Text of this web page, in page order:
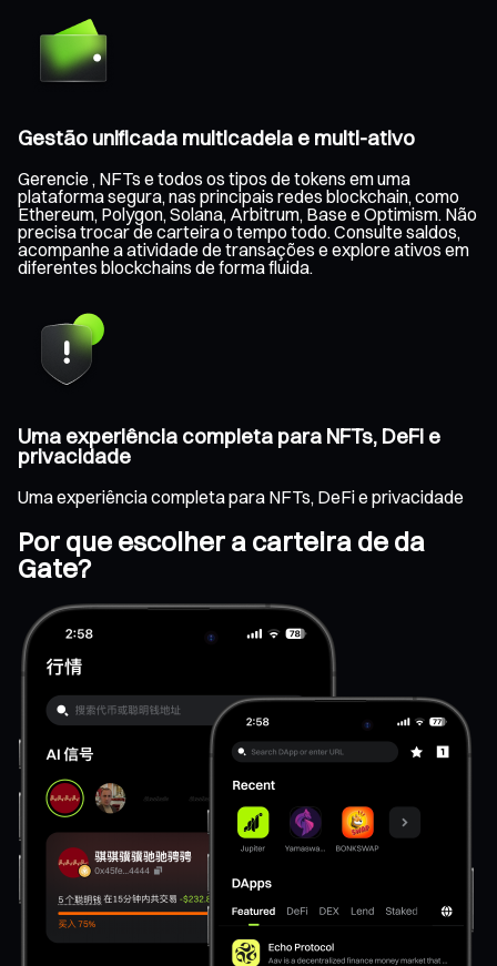
Gestão unificada multicadeia e multi-ativo
Gerencie , NFTs e todos os tipos de tokens em uma
plataforma segura, nas principais redes blockchain, como
Ethereum, Polygon, Solana, Arbitrum, Base e Optimism. Não
precisa trocar de carteira o tempo todo. Consulte saldos,
acompanhe a atividade de transações e explore ativos em
diferentes blockchains de forma fluida.
Uma experiência completa para NFTs, DeFi e
privacidade
Uma experiência completa para NFTs, DeFi e privacidade
Por que escolher a carteira de da
Gate?